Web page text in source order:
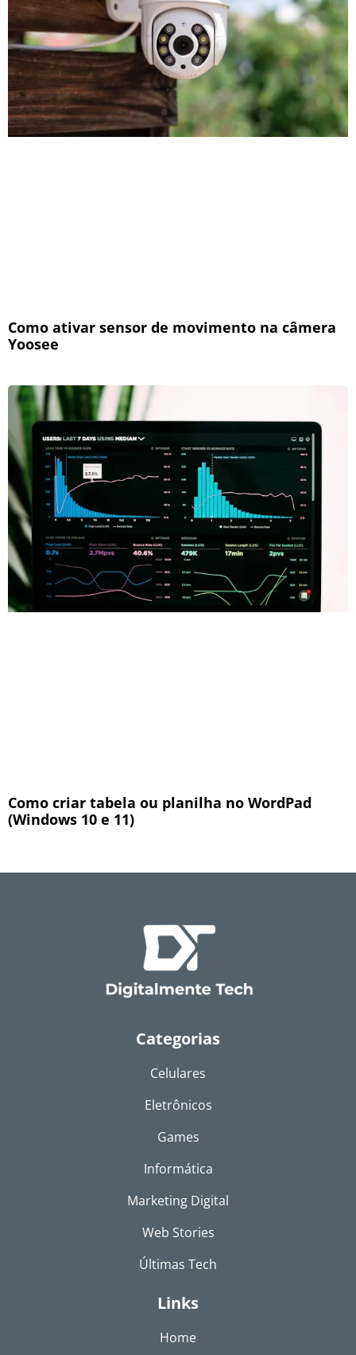
Como ativar sensor de movimento na câmera
Yoosee
Como criar tabela ou planilha no WordPad
(Windows 10 e 11)
Categorias
Celulares
Eletrônicos
Games
Informática
Marketing Digital
Web Stories
Últimas Tech
Links
Home